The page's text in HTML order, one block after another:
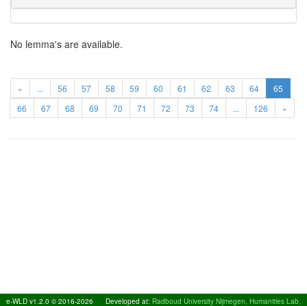
No lemma's are available.
« ... 56 57 58 59 60 61 62 63 64
65
66
67 68 69 70 71 72 73 74 ... 126 »
e-WLD v1.2.0 © 2016-2026 Developed at: Radboud University Nijmegen, Humanities Lab,